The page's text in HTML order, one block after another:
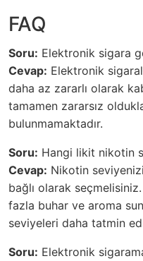
FAQ
Soru: Elektronik sigara
Cevap: Elektronik
daha az zararlı olarak
tamamen zararsız
bulunmamaktadır.
Soru: Hangi likit nikotin
Cevap: Nikotin
bağlı olarak
fazla buhar ve aroma
seviyeleri daha tatmin
Soru: Elektronik